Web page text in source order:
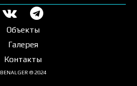
Объекты
Галерея
Контакты
BENALGER © 2024